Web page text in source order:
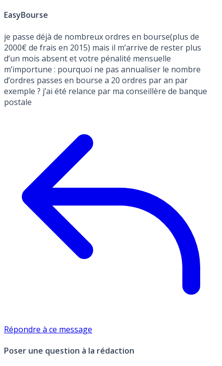
EasyBourse
je passe déjà de nombreux ordres en bourse(plus de
2000€ de frais en 2015) mais il m’arrive de rester plus
d’un mois absent et votre pénalité mensuelle
m’importune : pourquoi ne pas annualiser le nombre
d’ordres passes en bourse a 20 ordres par an par
exemple ? j’ai été relance par ma conseillère de banque
postale
Répondre à ce message
Poser une question à la rédaction